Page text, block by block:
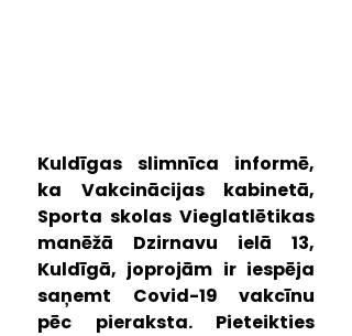
Kuldīgas slimnīca informē,
Sporta skolas Vieglatlētikas
manēžā Dzirnavu ielā 13,
Kuldīgā, joprojām ir iespēja
saņemt Covid-19 vakcīnu
pēc pieraksta. Pieteikties